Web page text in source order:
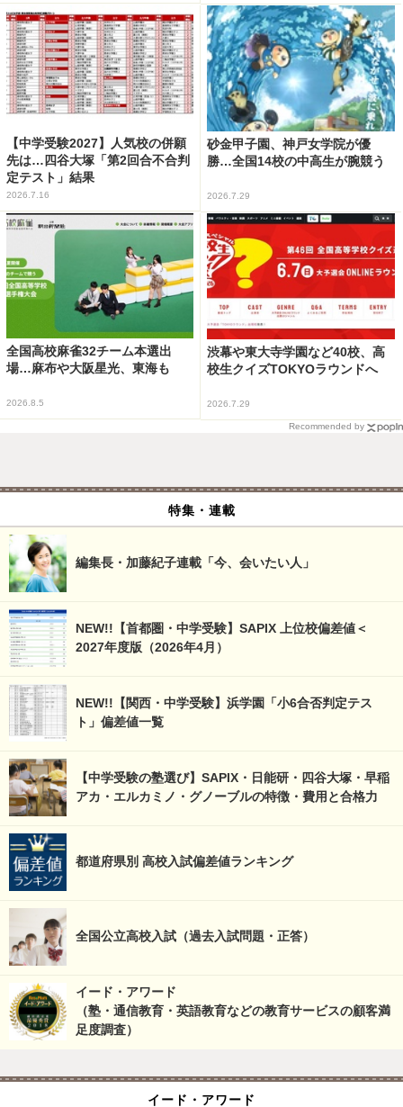
【中学受験2027】人気校の併願
先は…四谷大塚「第2回合不合判
定テスト」結果
2026.7.16
砂金甲子園、神戸女学院が優
勝…全国14校の中高生が腕競う
2026.7.29
全国高校麻雀32チーム本選出
場…麻布や大阪星光、東海も
2026.8.5
渋幕や東大寺学園など40校、高
校生クイズTOKYOラウンドへ
2026.7.29
Recommended by
特集・連載
編集長・加藤紀子連載「今、会いたい人」
NEW!!【首都圏・中学受験】SAPIX 上位校偏差値＜
2027年度版（2026年4月）
NEW!!【関西・中学受験】浜学園「小6合否判定テス
ト」偏差値一覧
【中学受験の塾選び】SAPIX・日能研・四谷大塚・早稲
アカ・エルカミノ・グノーブルの特徴・費用と合格力
都道府県別 高校入試偏差値ランキング
全国公立高校入試（過去入試問題・正答）
イード・アワード
（塾・通信教育・英語教育などの教育サービスの顧客満
足度調査）
イード・アワード